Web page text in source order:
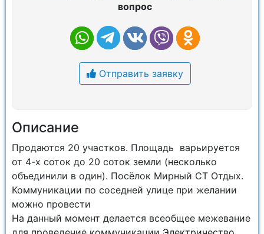
вопрос
Отправить заявку
Описание
Продаются 20 участков. Площадь варьируется
от 4-х соток до 20 соток земли (несколько
объединили в один). Посёлок Мирный СТ Отдых.
Коммуникации по соседней улице при желании
можно провести
На данный момент делается всеобщее межевание